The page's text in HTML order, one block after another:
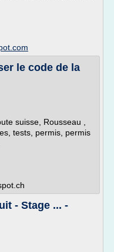
le code de la
suisse, Rousseau ,
tests, permis, permis
- Stage ... -